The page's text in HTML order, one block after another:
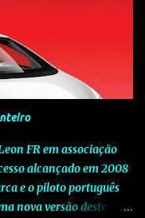
baseada na
preparado para o
(IA), o novo XPENG
avançada, um espaço
para viagens,
europeu e refletindo o
a mobilidade
P7+ destaca-se
oferece até 750 TOPS
FR em associação
alcançado em 2008
e o piloto português
nova versão deste